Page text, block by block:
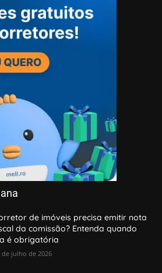
de imóveis precisa emitir nota
da comissão? Entenda quando
é obrigatória
de julho de 2026